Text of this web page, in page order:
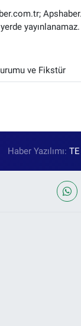
yayınlanamaz.
ve Fikstür
Haber Yazılımı: